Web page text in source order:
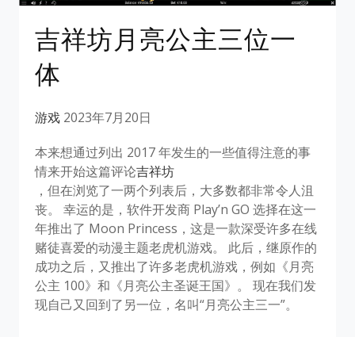
吉祥坊月亮公主三位一
体
游戏 2023年7月20日
本来想通过列出 2017 年发生的一些值得注意的事
情来开始这篇评论吉祥坊
，但在浏览了一两个列表后，大多数都非常令人沮
丧。 幸运的是，软件开发商 Play’n GO 选择在这一
年推出了 Moon Princess，这是一款深受许多在线
赌徒喜爱的动漫主题老虎机游戏。 此后，继原作的
成功之后，又推出了许多老虎机游戏，例如《月亮
公主 100》和《月亮公主圣诞王国》。 现在我们发
现自己又回到了另一位，名叫“月亮公主三一”。